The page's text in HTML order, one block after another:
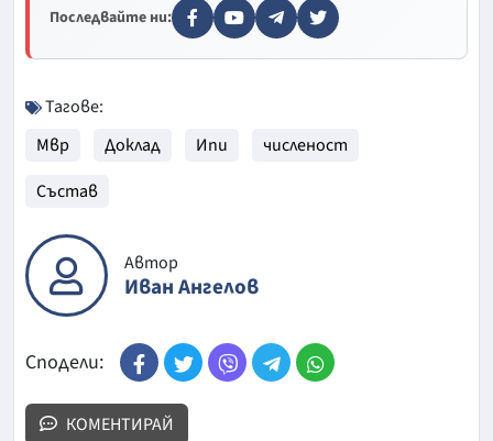
Последвайте ни:
Тагове:
Мвр
Доклад Ипи
численост
Състав
Автор
Иван Ангелов
Сподели:
КОМЕНТИРАЙ